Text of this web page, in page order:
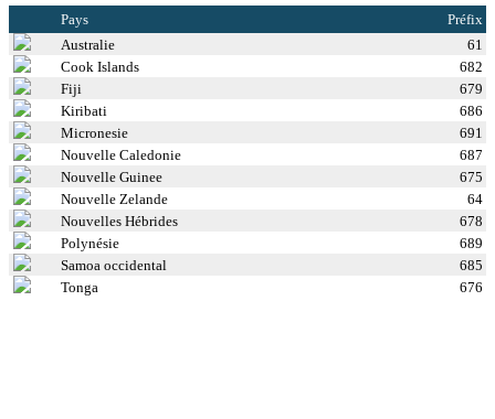
Pays
Préfix
Australie
61
Cook Islands
682
Fiji
679
Kiribati
686
Micronesie
691
Nouvelle Caledonie
687
Nouvelle Guinee
675
Nouvelle Zelande
64
Nouvelles Hébrides
678
Polynésie
689
Samoa occidental
685
Tonga
676